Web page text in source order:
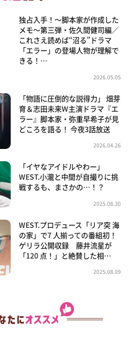
独占入手！～脚本家が作成した
メモ～第三弾・佐久間健司編／
これさえ読めば“沼る”ドラマ
「エラー」の登場人物が理解で
きる！…
2026.05.05
「物語に圧倒的な説得力」 畑芽
育＆志田未来W主演ドラマ『エ
ラー』脚本家・弥重早希子が見
どころを語る！ 今夜3話放送
2026.04.26
「イヤなアイドルやわー」
WEST.小瀧と中間が自撮りに挑
戦するも、まさかの…！？
2025.08.30
WEST.プロデュース「リア突 海
の家」で7 人揃っての番組初！
ゲリラ公開収録 藤井流星が
「120 点！」と絶賛した相…
2025.08.09